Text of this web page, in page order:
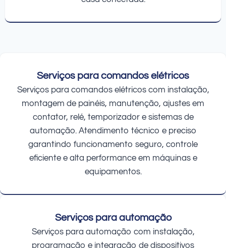
Serviços para comandos elétricos
Serviços para comandos elétricos com instalação,
montagem de painéis, manutenção, ajustes em
contator, relé, temporizador e sistemas de
automação. Atendimento técnico e preciso
garantindo funcionamento seguro, controle
eficiente e alta performance em máquinas e
equipamentos.
Serviços para automação
Serviços para automação com instalação,
programação e integração de dispositivos